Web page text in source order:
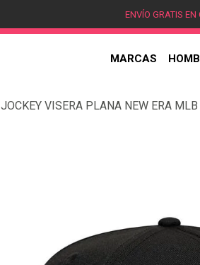
ENVÍO GRATIS
MARCAS
JOCKEY VISERA PLANA NEW ERA